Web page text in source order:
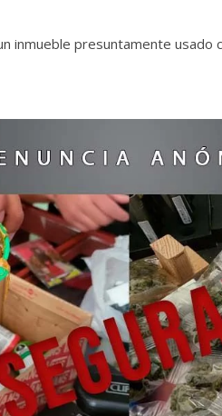
inmueble presuntamente